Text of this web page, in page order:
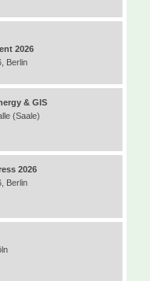
2026
Berlin
& GIS
(Saale)
2026
Berlin